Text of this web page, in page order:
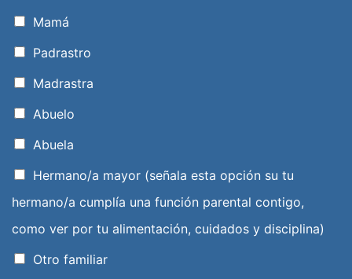
Mamá
Padrastro
Madrastra
Abuelo
Abuela
Hermano/a mayor (señala esta opción su tu
hermano/a cumplía una función parental contigo,
como ver por tu alimentación, cuidados y disciplina)
Otro familiar